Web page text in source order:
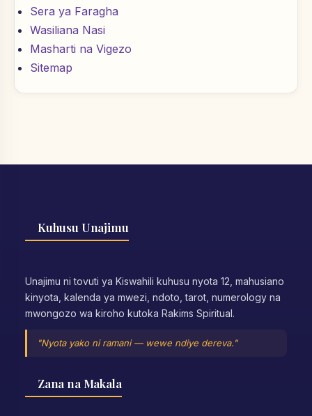
Sera ya Faragha
Wasiliana Nasi
Masharti na Vigezo
Sitemap
Kuhusu Unajimu
Unajimu ni tovuti ya Kiswahili kuhusu nyota 12, mahusiano
kinyota, kalenda ya mwezi, ndoto, tarot, numerology na
mwongozo wa kiroho kutoka Rakims Spiritual.
"Nyota yako ni ramani — wewe ndiye dereva."
Zana na Makala